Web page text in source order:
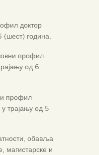
доктор
(шест) година,
профил
од 6
профил
трајању од 5
обавља
магистарске и